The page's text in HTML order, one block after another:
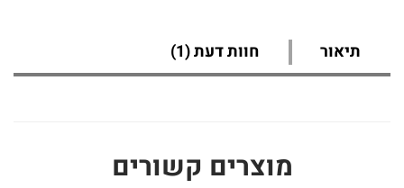
תיאור חוות דעת (1)
מוצרים קשורים